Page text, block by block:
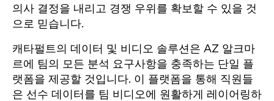
의사 결정을 내리고 경쟁 우위를 확보할 수 있을 것
으로 믿습니다.
캐타펄트의 데이터 및 비디오 솔루션은 AZ 알크마
르에 팀의 모든 분석 요구사항을 충족하는 단일 플
랫폼을 제공할 것입니다. 이 플랫폼을 통해 직원들
은 선수 데이터를 팀 비디오에 원활하게 레이어링하